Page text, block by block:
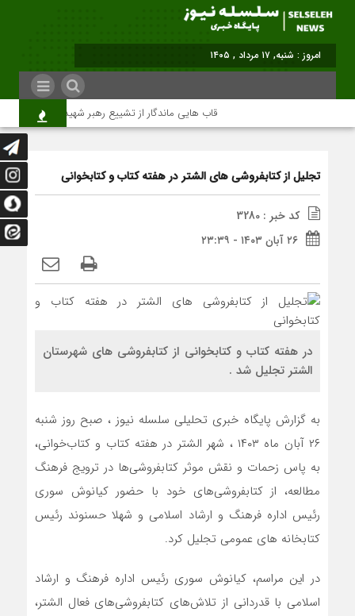
برابر با : Sa
قاب هایی ماندگار از تشییع رهبر شهید در تهران
تجلیل از کتابفروشی های الشتر در هفته کتاب و کتابخوانی
کد خبر : 3280
۲۶ آبان ۱۴۰۳ - ۲۳:۳۹
در هفته کتاب و کتابخوانی از کتابفروشی های شهرستان
الشتر تجلیل شد .
به گزارش پایگاه خبری تحلیلی سلسله نیوز ، صبح روز شنبه
۲۶ آبان‌ ماه ۱۴۰۳ ، شهر الشتر در هفته کتاب و کتاب‌خوانی،
به پاس زحمات و نقش موثر کتابفروشی‌ها در ترویج فرهنگ
مطالعه، از کتابفروشی‌های خود با حضور کیانوش سوری
رئیس اداره فرهنگ و ارشاد اسلامی و شهلا حسنوند رئیس
کتابخانه های عمومی تجلیل کرد.
در این مراسم، کیانوش سوری رئیس اداره فرهنگ و ارشاد
اسلامی با قدردانی از تلاش‌های کتابفروشی‌های فعال الشتر،